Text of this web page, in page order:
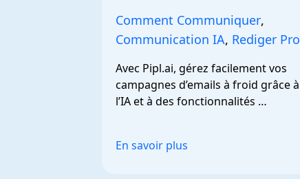
Comment Communiquer,
Communication IA, Rediger Pro
Avec Pipl.ai, gérez facilement vos
campagnes d’emails à froid grâce à
l’IA et à des fonctionnalités
En savoir plus